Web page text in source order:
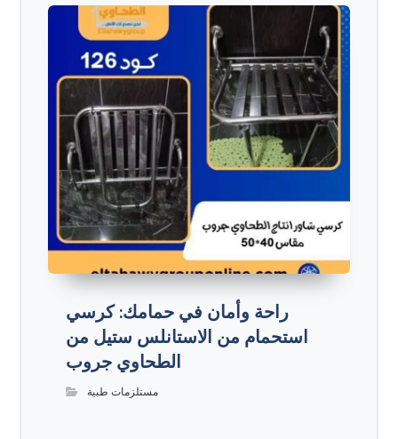
راحة وأمان في حمامك: كرسي
استحمام من الاستانلس ستيل من
الطحاوي جروب
مستلزمات طبية